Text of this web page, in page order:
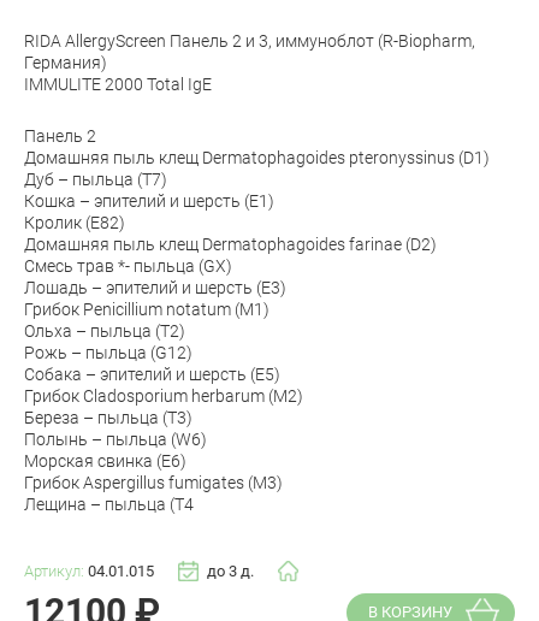
RIDA AllergyScreen Панель 2 и 3, иммуноблот (R-Biopharm,
Германия)
IMMULITE 2000 Total IgE
Панель 2
Домашняя пыль клещ Dermatophagoides pteronyssinus (D1)
Дуб – пыльца (T7)
Кошка – эпителий и шерсть (E1)
Кролик (E82)
Домашняя пыль клещ Dermatophagoides farinae (D2)
Смесь трав *- пыльца (GX)
Лошадь – эпителий и шерсть (E3)
Грибок Penicillium notatum (M1)
Ольха – пыльца (T2)
Рожь – пыльца (G12)
Собака – эпителий и шерсть (E5)
Грибок Cladosporium herbarum (M2)
Береза – пыльца (T3)
Полынь – пыльца (W6)
Морская свинка (E6)
Грибок Aspergillus fumigates (M3)
Лещина – пыльца (T4
Артикул: 04.01.015 до 3 д.
12100 ₽ В КОРЗИНУ